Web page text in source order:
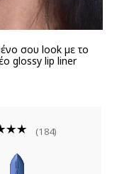
σου look με το
glossy lip liner
184